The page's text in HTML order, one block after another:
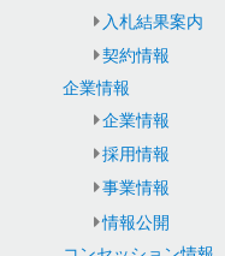
入札結果案内
契約情報
企業情報
企業情報
採用情報
事業情報
情報公開